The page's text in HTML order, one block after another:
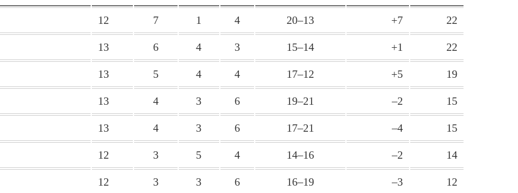
12 7 1 4 20–13 +7 22
13 6 4 3 15–14 +1 22
13 5 4 4 17–12 +5 19
13 4 3 6 19–21 –2 15
13 4 3 6 17–21 –4 15
12 3 5 4 14–16 –2 14
12 3 3 6 16–19 –3 12